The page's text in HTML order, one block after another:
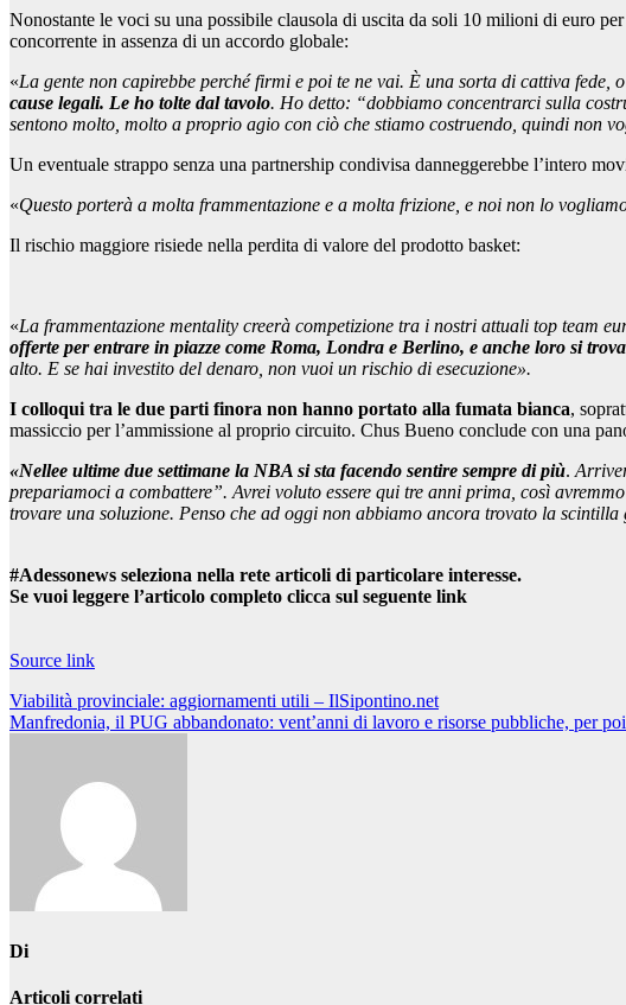
Nonostante le voci su una possibile clausola di uscita da soli 10 milioni di euro
concorrente in assenza di un accordo globale:
«La gente non capirebbe perché firmi e poi te ne vai. È una sorta di cattiva fede,
cause legali. Le ho tolte dal tavolo. Ho detto: “dobbiamo concentrarci sulla
sentono molto, molto a proprio agio con ciò che stiamo costruendo, quindi non
Un eventuale strappo senza una partnership condivisa danneggerebbe l’intero
«Questo porterà a molta frammentazione e a molta frizione, e noi non lo
Il rischio maggiore risiede nella perdita di valore del prodotto basket:
«La frammentazione mentality creerà competizione tra i nostri attuali top team
offerte per entrare in piazze come Roma, Londra e Berlino, e anche loro si
alto. E se hai investito del denaro, non vuoi un rischio di esecuzione».
I colloqui tra le due parti finora non hanno portato alla fumata bianca,
massiccio per l’ammissione al proprio circuito. Chus Bueno conclude con una
«Nellee ultime due settimane la NBA si sta facendo sentire sempre di più.
prepariamoci a combattere”. Avrei voluto essere qui tre anni prima, così
trovare una soluzione. Penso che ad oggi non abbiamo ancora trovato la
#Adessonews seleziona nella rete articoli di particolare interesse.
Se vuoi leggere l’articolo completo clicca sul seguente link
Source link
Navigazione
articoli
Viabilità provinciale: aggiornamenti utili – IlSipontino.net
Manfredonia, il PUG abbandonato: vent’anni di lavoro e risorse pubbliche, per
Di
Articoli correlati